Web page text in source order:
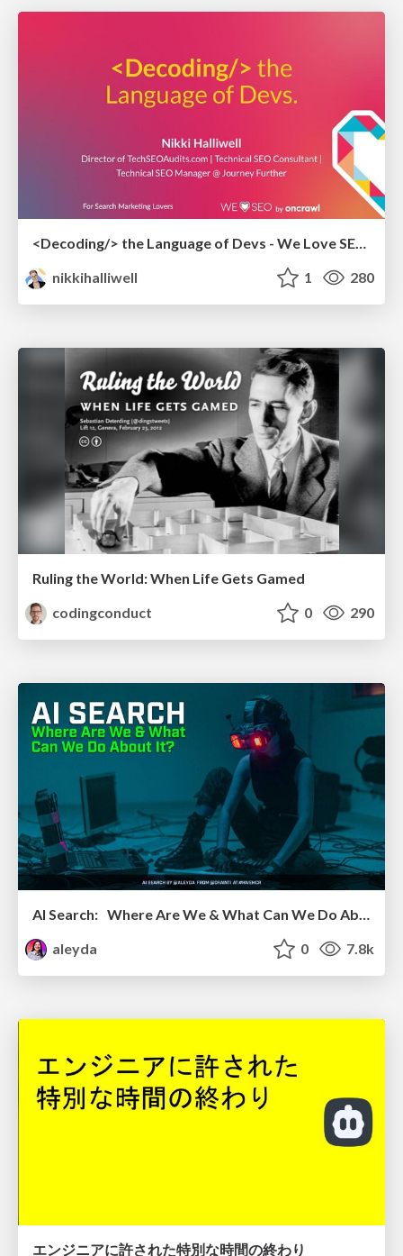
<Decoding/> the Language of Devs - We Love SEO 2024
nikkihalliwell
1 280
Ruling the World: When Life Gets Gamed
codingconduct
0 290
aleyda
0 7.8k
エンジニアに許された特別な時間の終わり